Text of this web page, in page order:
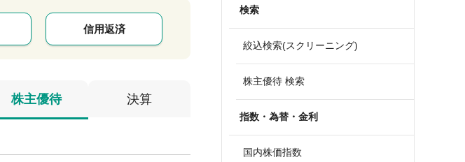
信用返済
株主優待 決算
検索
絞込検索(スクリーニング)
株主優待 検索
指数・為替・金利
国内株価指数